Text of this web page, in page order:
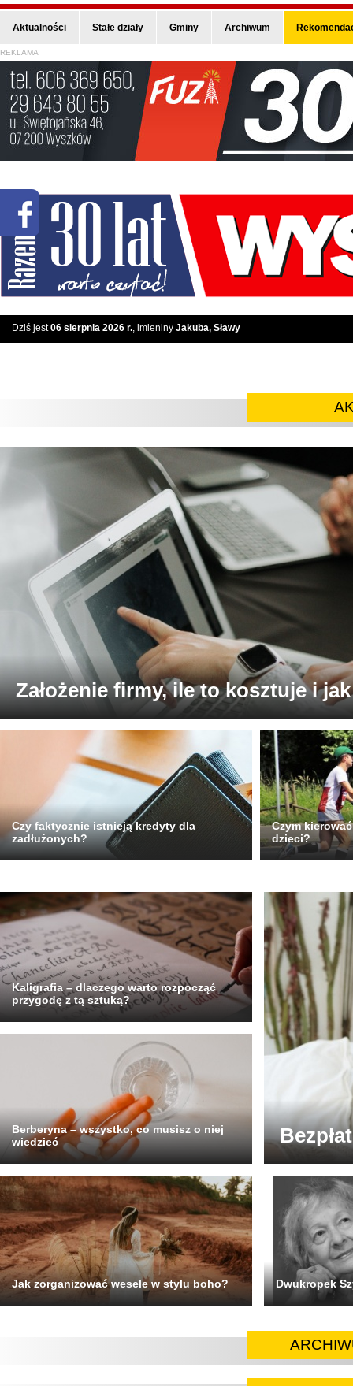
Aktualności Stałe działy Gminy Archiwum
REKLAMA
Dziś jest06 sierpnia 2026 r., imieniny Jakuba, Sławy
Założenie firmy, ile to kosztuje i
Czy faktycznie istnieją kredyty dla
zadłużonych?
Czym
dzieci?
Kaligrafia – dlaczego warto rozpocząć
przygodę z tą sztuką?
Berberyna – wszystko, co musisz o niej
wiedzieć
Jak zorganizować wesele w stylu boho? Dwukropek